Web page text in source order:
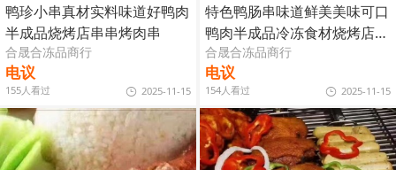
鸭珍小串真材实料味道好鸭肉
半成品烧烤店串串烤肉串
合晟合冻品商行
电议
155人看过 2025-11-15
特色鸭肠串味道鲜美美味可口
鸭肉半成品冷冻食材烧烤店串
串
合晟合冻品商行
电议
154人看过 2025-11-15